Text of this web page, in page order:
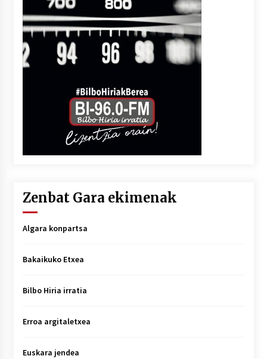
Zenbat Gara ekimenak
Algara konpartsa
Bakaikuko Etxea
Bilbo Hiria irratia
Erroa argitaletxea
Euskara jendea